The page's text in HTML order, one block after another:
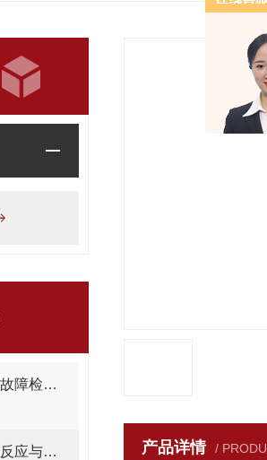
催化剂评价装置配备独立的故障检测系统
固定床评价装置是优化催化反应与反应器设计的核心工具 产品详情 /